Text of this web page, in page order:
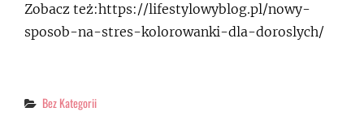
Zobacz też:https://lifestylowyblog.pl/nowy-
sposob-na-stres-kolorowanki-dla-doroslych/
Categories
Bez Kategorii